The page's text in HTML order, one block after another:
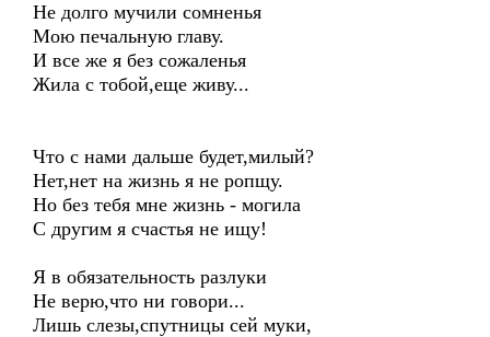
Не долго мучили сомненья
Мою печальную главу.
И все же я без сожаленья
Жила с тобой,еще живу...
Что с нами дальше будет,милый?
Нет,нет на жизнь я не ропщу.
Но без тебя мне жизнь - могила
С другим я счастья не ищу!
Я в обязательность разлуки
Не верю,что ни говори...
Лишь слезы,спутницы сей муки,